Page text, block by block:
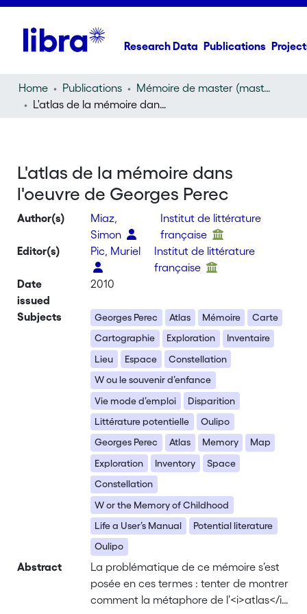
Research Data Publications
Home Publications
Mémoire de master (master thesis)
L'atlas de la mémoire dans l'oeuvre de Georges Perec
L'atlas de la mémoire dans
l'oeuvre de Georges Perec
Author(s)
Miaz,
Simon
Institut de littérature
française
Editor(s)
Pic, Muriel
Institut de littérature
française
Date
issued
2010
Subjects Georges Perec Atlas Mémoire
Carte
Cartographie
Exploration
Inventaire
Lieu
Espace
Constellation
W ou le souvenir d’enfance
Vie mode d’emploi
Disparition
Littérature potentielle
Oulipo
Georges Perec
Atlas Memory
Map
Exploration
Inventory
Space
Constellation
W or the Memory of Childhood
Life a User’s Manual
Potential literature
Oulipo
Abstract
La problématique de ce mémoire s’est
posée en ces termes : tenter de montrer
comment la métaphore de l’<i>atlas</i>